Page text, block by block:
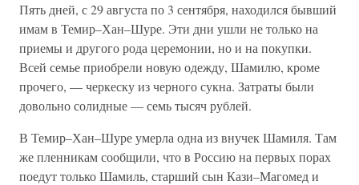
Пять дней, с 29 августа по 3 сентября, находился бывший
имам в Темир–Хан–Шуре. Эти дни ушли не только на
приемы и другого рода церемонии, но и на покупки.
Всей семье приобрели новую одежду, Шамилю, кроме
прочего, — черкеску из черного сукна. Затраты были
довольно солидные — семь тысяч рублей.
В Темир–Хан–Шуре умерла одна из внучек Шамиля. Там
же пленникам сообщили, что в Россию на первых порах
поедут только Шамиль, старший сын Кази–Магомед и